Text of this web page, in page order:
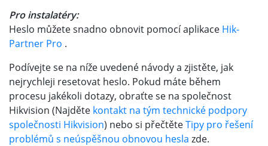
Pro instalatéry:
Heslo můžete snadno obnovit pomocí aplikace Hik-
Partner Pro .
Podívejte se na níže uvedené návody a zjistěte, jak
nejrychleji resetovat heslo. Pokud máte během
procesu jakékoli dotazy, obraťte se na společnost
Hikvision (Najděte kontakt na tým technické podpory
společnosti Hikvision) nebo si přečtěteTipy pro řešení
problémů s neúspěšnou obnovou hesla zde.